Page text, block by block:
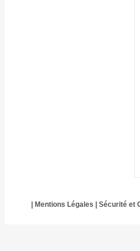
Mentions Légales Sécurité et